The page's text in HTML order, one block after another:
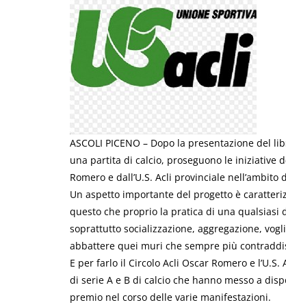
ASCOLI PICENO – Dopo la presentazione del
una partita di calcio, proseguono le iniziative
Romero e dall’U.S. Acli provinciale
Un aspetto importante del progetto è
questo che proprio la pratica di una qualsiasi
soprattutto socializzazione, aggregazione,
abbattere quei muri che sempre più
E per farlo il Circolo Acli Oscar Romero e
di serie A e B di calcio che hanno messo a
premio nel corso delle varie manifestazioni.